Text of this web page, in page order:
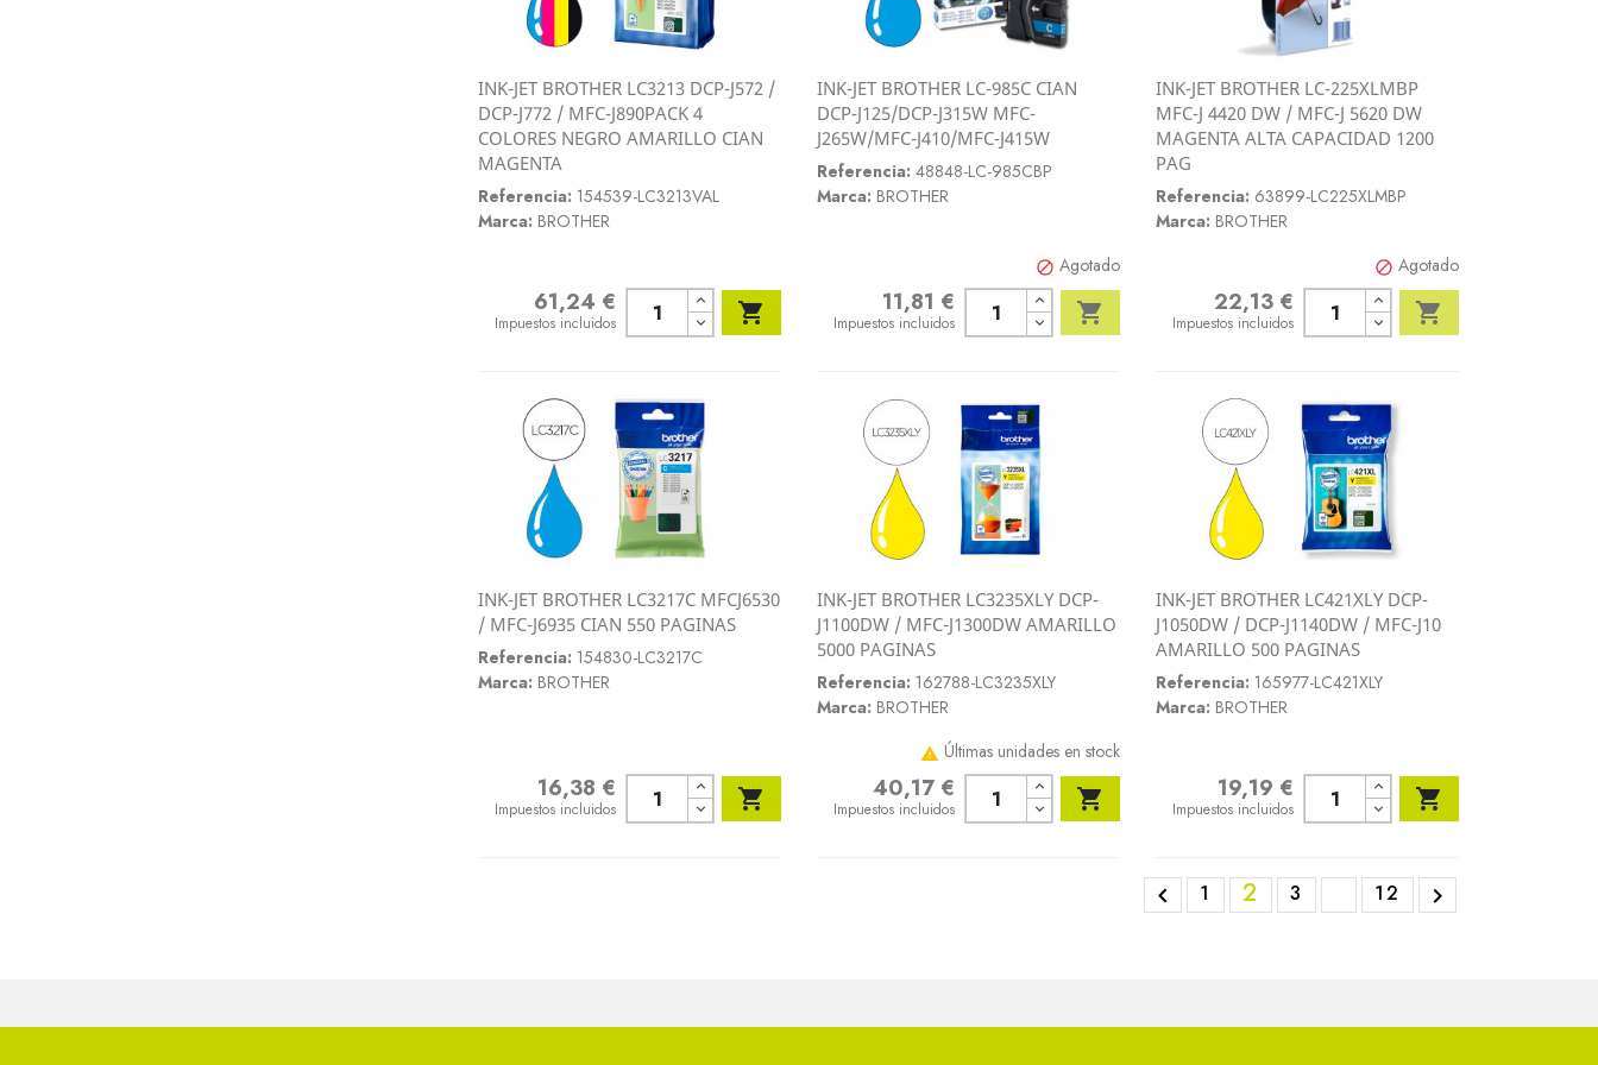
Vista rápida
INK-JET BROTHER LC3213 DCP-J572 /
DCP-J772 / MFC-J890PACK 4
COLORES NEGRO AMARILLO CIAN
MAGENTA
Referencia: 154539-LC3213VAL
Marca: BROTHER
Precio61,24 €
Impuestos incluidos 
Vista rápida
INK-JET BROTHER LC-985C CIAN
DCP-J125/DCP-J315W MFC-
J265W/MFC-J410/MFC-J415W
Referencia: 48848-LC-985CBP
Marca: BROTHER
 Agotado
11,81 €
Impuestos incluidos 
Vista rápida
INK-JET BROTHER LC-225XLMBP
MFC-J 4420 DW / MFC-J 5620 DW
MAGENTA ALTA CAPACIDAD 1200
PAG
Referencia: 63899-LC225XLMBP
Marca: BROTHER
 Agotado
Precio22,13 €
Impuestos incluidos 
Vista rápida
INK-JET BROTHER LC3217C MFCJ6530
/ MFC-J6935 CIAN 550 PAGINAS
Referencia: 154830-LC3217C
Marca: BROTHER
Precio16,38 €
Impuestos incluidos 
Vista rápida
INK-JET BROTHER LC3235XLY DCP-
J1100DW / MFC-J1300DW AMARILLO
5000 PAGINAS
Referencia: 162788-LC3235XLY
Marca: BROTHER
 Últimas unidades en stock
Precio40,17 €
Impuestos incluidos 
Vista rápida
INK-JET BROTHER LC421XLY DCP-
J1050DW / DCP-J1140DW / MFC-J10
AMARILLO 500 PAGINAS
Referencia: 165977-LC421XLY
Marca: BROTHER
19,19 €
Impuestos incluidos 
 1 2 3 12 